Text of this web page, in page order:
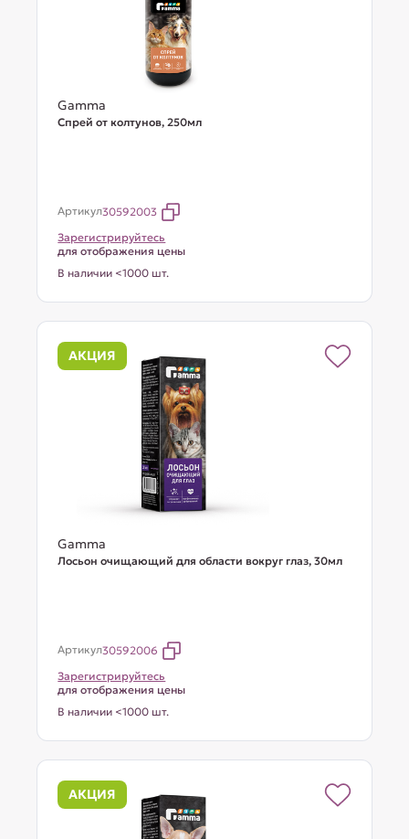
Gamma
Спрей от колтунов, 250мл
Артикул30592003
Зарегистрируйтесь
для отображения цены
В наличии <1000 шт.
АКЦИЯ
Gamma
Лосьон очищающий для области вокруг глаз, 30мл
Артикул30592006
Зарегистрируйтесь
для отображения цены
В наличии <1000 шт.
АКЦИЯ